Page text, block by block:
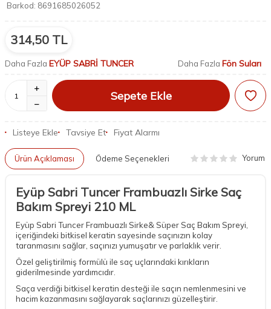
Barkod: 8691685026052
314,50 TL
Daha Fazla EYÜP SABRİ TUNCER Daha Fazla Fön Suları
Sepete Ekle
Listeye Ekle Tavsiye Et Fiyat Alarmı
Ürün Açıklaması Ödeme Seçenekleri Yorum
Eyüp Sabri Tuncer Frambuazlı Sirke Saç
Bakım Spreyi 210 ML
Eyüp Sabri Tuncer Frambuazlı Sirke& Süper Saç Bakım Spreyi,
içeriğindeki bitkisel keratin sayesinde saçınızın kolay
taranmasını sağlar, saçınızı yumuşatır ve parlaklık verir.
Özel geliştirilmiş formülü ile saç uçlarındaki kırıkların
giderilmesinde yardımcıdır.
Saça verdiği bitkisel keratin desteği ile saçın nemlenmesini ve
hacim kazanmasını sağlayarak saçlarınızı güzelleştirir.